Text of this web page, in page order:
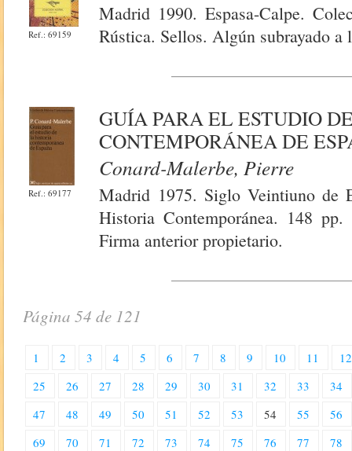
Ref.: 69159
Madrid 1990. Espasa-Calpe.
Rústica. Sellos. Algún subrayado a
Ref.: 69177
GUÍA PARA EL ESTUDIO
CONTEMPORÁNEA DE
Conard-Malerbe, Pierre
Madrid 1975. Siglo Veintiuno de
Historia Contemporánea. 148
Firma anterior propietario.
Página 54 de 121
1 2 3 4 5 6 7 8 9 10 11
12
25
26 27 28 29 30 31 32 33
34
47
48 49 50 51 52 53 54 55
56
69
70 71 72 73 74 75 76 77
78